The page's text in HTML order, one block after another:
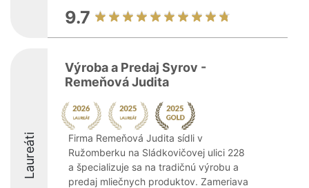
9.7
Laureáti
Výroba a Predaj Syrov -
Remeňová Judita
Firma Remeňová Judita sídli v
Ružomberku na Sládkovičovej ulici 228
a špecializuje sa na tradičnú výrobu a
predaj mliečnych produktov. Zameriava